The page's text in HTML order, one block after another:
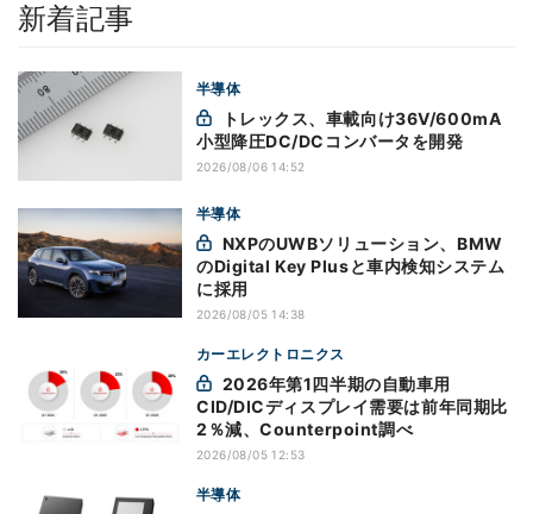
新着記事
半導体
小型降圧DC/DCコンバータを開発
2026/08/06 14:52
半導体
のDigital Key Plusと車内検知システム
に採用
2026/08/05 14:38
カーエレクトロニクス
CID/DICディスプレイ需要は前年同期比
2％減、Counterpoint調べ
2026/08/05 12:53
半導体